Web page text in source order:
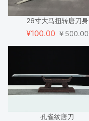
26寸大马扭转唐刀身
¥100.00￥500.00
孔雀纹唐刀